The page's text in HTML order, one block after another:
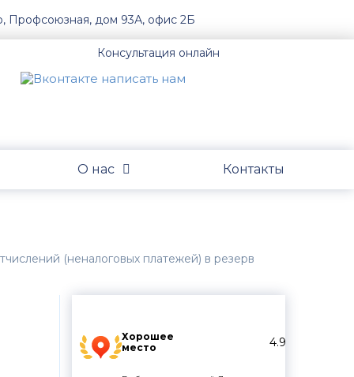
Профсоюзная, дом 93А, офис 2Б
Консультация онлайн
О нас Контакты
(неналоговых платежей) в резерв
Хорошее
место
4.9